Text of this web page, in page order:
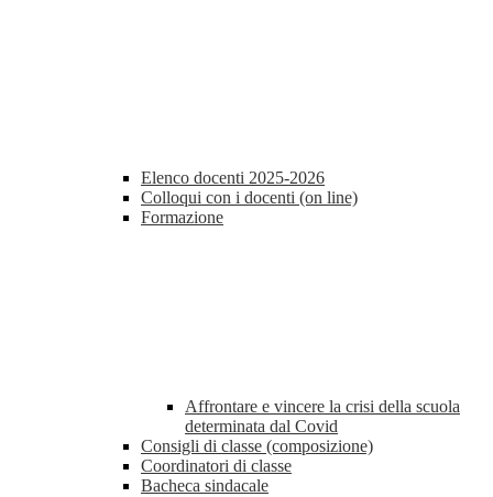
Elenco docenti 2025-2026
Colloqui con i docenti (on line)
Formazione
Affrontare e vincere la crisi della scuola
determinata dal Covid
Consigli di classe (composizione)
Coordinatori di classe
Bacheca sindacale